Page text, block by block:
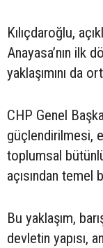
Kılıçdaroğlu,
Anayasa’nın ilk
yaklaşımını da
CHP Genel
güçlendirilmesi,
toplumsal
açısından temel
Bu yaklaşım,
devletin yapısı,